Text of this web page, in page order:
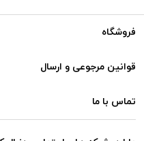
فروشگاه
قوانین مرجوعی و ارسال
تماس با ما